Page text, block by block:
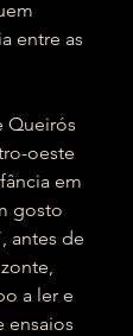
entre as
Queirós
oeste
em
gosto
antes de
a ler e
ensaios